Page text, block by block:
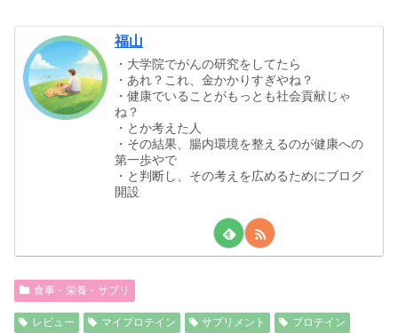
福山
・大学院でがんの研究をしてたら
・あれ？これ、金かかりすぎやね？
・健康でいることがもっとも社会貢献じゃ
ね？
・とか考えた人
・その結果、腸内環境を整えるのが健康への
第一歩やで
・と判断し、その考えを広めるためにブログ
開設
食事・栄養・サプリ
レビュー マイプロテイン サプリメント プロテイン